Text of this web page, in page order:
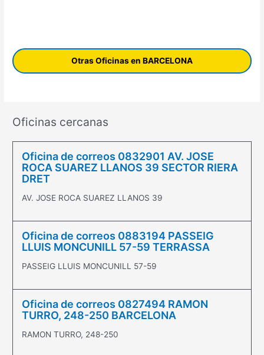
Otras Oficinas en BARCELONA
Oficinas cercanas
Oficina de correos 0832901 AV. JOSE
ROCA SUAREZ LLANOS 39 SECTOR RIERA
DRET
AV. JOSE ROCA SUAREZ LLANOS 39
Oficina de correos 0883194 PASSEIG
LLUIS MONCUNILL 57-59 TERRASSA
PASSEIG LLUIS MONCUNILL 57-59
Oficina de correos 0827494 RAMON
TURRO, 248-250 BARCELONA
RAMON TURRO, 248-250